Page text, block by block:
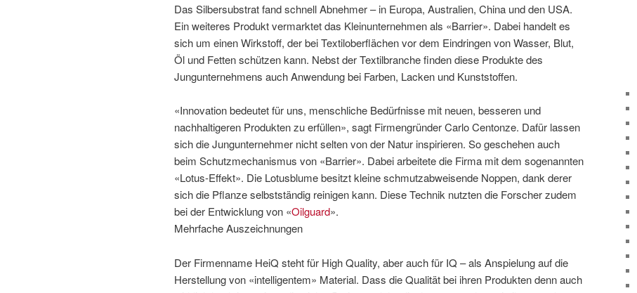
Das Silbersubstrat fand schnell Abnehmer – in Europa, Australien, China und den USA.
Ein weiteres Produkt vermarktet das Kleinunternehmen als «Barrier». Dabei handelt es
sich um einen Wirkstoff, der bei Textiloberflächen vor dem Eindringen von Wasser, Blut,
Öl und Fetten schützen kann. Nebst der Textilbranche finden diese Produkte des
Jungunternehmens auch Anwendung bei Farben, Lacken und Kunststoffen.
«Innovation bedeutet für uns, menschliche Bedürfnisse mit neuen, besseren und
nachhaltigeren Produkten zu erfüllen», sagt Firmengründer Carlo Centonze. Dafür lassen
sich die Jungunternehmer nicht selten von der Natur inspirieren. So geschehen auch
beim Schutzmechanismus von «Barrier». Dabei arbeitete die Firma mit dem sogenannten
«Lotus-Effekt». Die Lotusblume besitzt kleine schmutzabweisende Noppen, dank derer
sich die Pflanze selbstständig reinigen kann. Diese Technik nutzten die Forscher zudem
bei der Entwicklung von «Oilguard».
Mehrfache Auszeichnungen
Der Firmenname HeiQ steht für High Quality, aber auch für IQ – als Anspielung auf die
Herstellung von «intelligentem» Material. Dass die Qualität bei ihren Produkten denn auch